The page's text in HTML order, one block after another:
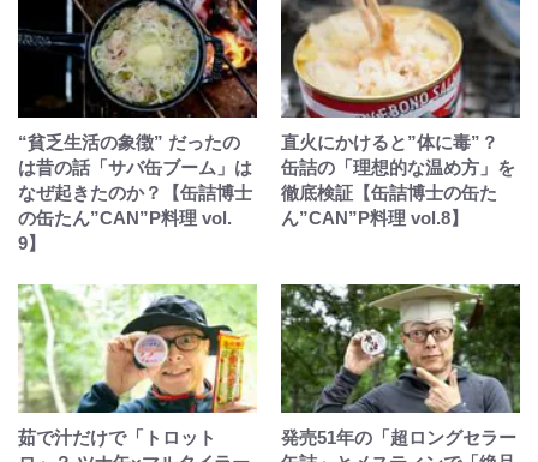
“貧乏生活の象徴” だったの
は昔の話「サバ缶ブーム」は
なぜ起きたのか？【缶詰博士
の缶たん”CAN”P料理 vol.
9】
直火にかけると”体に毒”？
缶詰の「理想的な温め方」を
徹底検証【缶詰博士の缶た
ん”CAN”P料理 vol.8】
茹で汁だけで「トロット
発売51年の「超ロングセラー